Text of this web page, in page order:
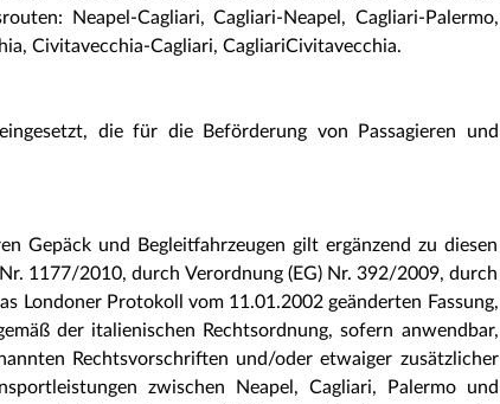
Neapel-Cagliari, Cagliari-Neapel, Cagliari-Palermo,
Civitavecchia-Cagliari, CagliariCivitavecchia.
die für die Beförderung von Passagieren und
Gepäck und Begleitfahrzeugen gilt ergänzend zu diesen
1177/2010, durch Verordnung (EG) Nr. 392/2009, durch
Londoner Protokoll vom 11.01.2002 geänderten Fassung,
der italienischen Rechtsordnung, sofern anwendbar,
Rechtsvorschriften und/oder etwaiger zusätzlicher
zwischen Neapel, Cagliari, Palermo und